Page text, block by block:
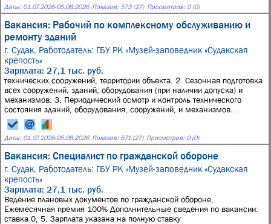
Даты: 01.07.2026-05.08.2026 Показов: 573 (27) Просмотров: 0 (0)
Вакансия: Рабочий по комплексному обслуживанию и
ремонту зданий
г. Судак, Работодатель: ГБУ РК «Музей-заповедник «Судакская
крепость»
Зарплата: 27,1 тыс. руб.
технических сооружений, территории объекта. 2. Сезонная подготовка
всех сооружений, зданий, оборудования (при наличии допуска) и
механизмов. 3. Периодический осмотр и контроль технического
состояния зданий, оборудования, сооружений, и механизмов...
Даты: 01.07.2026-05.08.2026 Показов: 571 (27) Просмотров: 0 (0)
Вакансия: Специалист по гражданской обороне
г. Судак, Работодатель: ГБУ РК «Музей-заповедник «Судакская
крепость»
Зарплата: 27,1 тыс. руб.
Ведение плановых документов по гражданской обороне,
Ежемесячная премия 100% Дополнительные сведения по вакансии:
ставка 0, 5. Зарплата указана на полную ставку